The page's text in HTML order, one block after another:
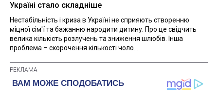
Україні стало складніше
Нестабільність і криза в Україні не сприяють створенню
міцної сім'ї та бажанню народити дитину. Про це свідчить
велика кількість розлучень та зниження шлюбів. Інша
проблема – скорочення кількості чоло...